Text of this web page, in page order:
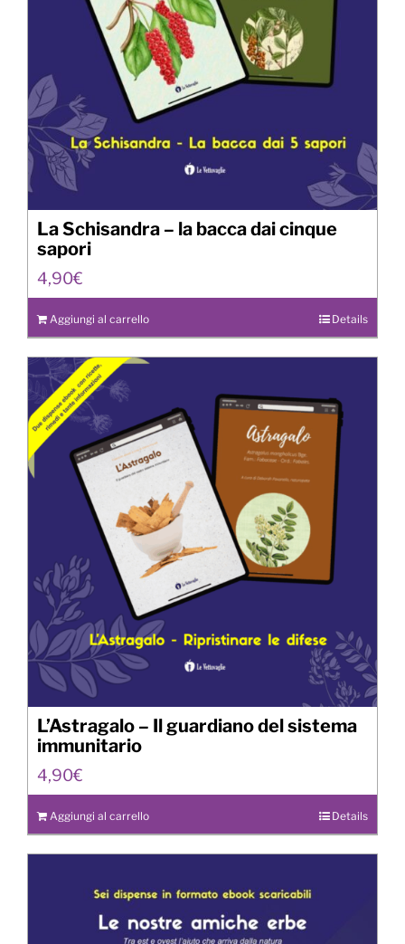
La Schisandra – la bacca dai cinque
sapori
4,90€
Aggiungi al carrello Details
L’Astragalo – Il guardiano del sistema
immunitario
4,90€
Aggiungi al carrello Details